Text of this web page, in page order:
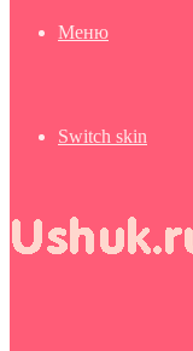
Меню
Switch skin